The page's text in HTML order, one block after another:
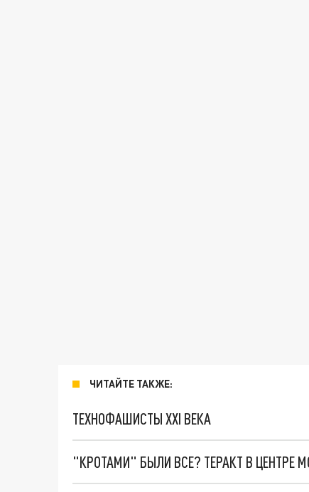
ЧИТАЙТЕ ТАКЖЕ:
ТЕХНОФАШИСТЫ XXI ВЕКА
"КРОТАМИ" БЫЛИ ВСЕ? ТЕРАКТ В ЦЕНТРЕ